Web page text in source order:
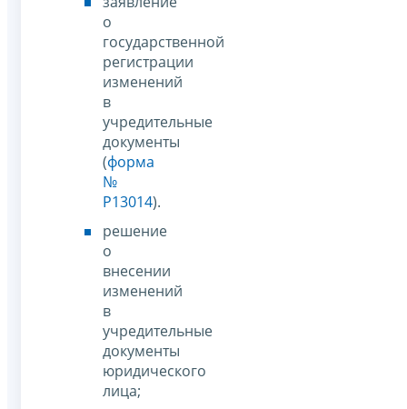
о
государственной
регистрации
изменений
в
учредительные
документы
(форма
№
Р13014).
решение
о
внесении
изменений
в
учредительные
документы
юридического
лица;